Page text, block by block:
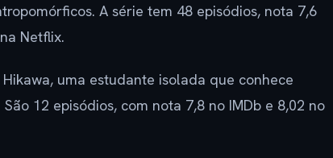
A série tem 48 episódios, nota 7,6
Netflix.
uma estudante isolada que conhece
12 episódios, com nota 7,8 no IMDb e 8,02 no